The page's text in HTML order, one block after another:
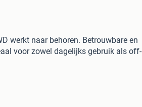
werkt naar behoren. Betrouwbare en
voor zowel dagelijks gebruik als off-